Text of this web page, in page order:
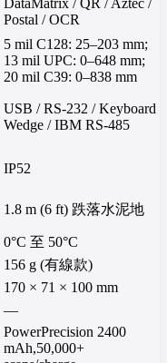
DataMatrix / QR / Aztec /
Postal / OCR
5 mil C128: 25–203 mm;
13 mil UPC: 0–648 mm;
20 mil C39: 0–838 mm
USB / RS-232 / Keyboard
Wedge / IBM RS-485
IP52
1.8 m (6 ft) 跌落水泥地
0°C 至 50°C
156 g (有線款)
170 × 71 × 100 mm
—
PowerPrecision 2400
mAh,50,000+